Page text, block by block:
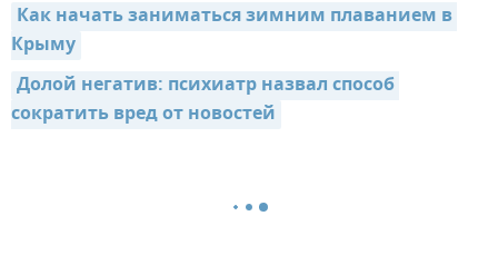
Как начать заниматься зимним плаванием в
Крыму
Долой негатив: психиатр назвал способ
сократить вред от новостей